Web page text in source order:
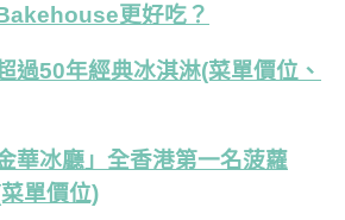
更好吃？
過50年經典冰淇淋(菜單價位、
華冰廳」全香港第一名菠蘿
單價位)